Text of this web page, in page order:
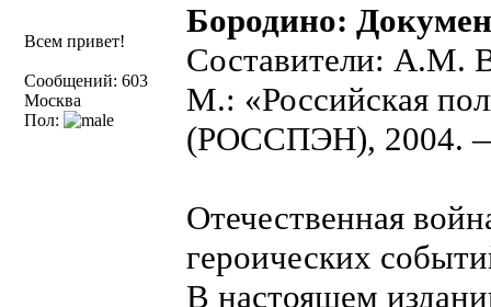
Всем привет!
Сообщений: 603
Москва
Пол:
Бородино:
Составители: А.М.
М.: «Российская
(РОССПЭН), 2004.
Отечественная
героических
В настоящем